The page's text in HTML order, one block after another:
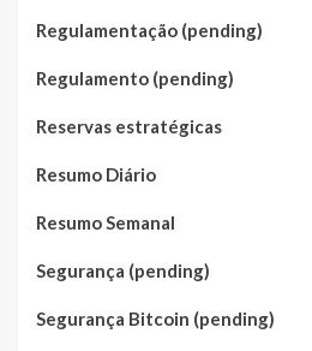
Regulamentação (pending)
Regulamento (pending)
Reservas estratégicas
Resumo Diário
Resumo Semanal
Segurança (pending)
Segurança Bitcoin (pending)